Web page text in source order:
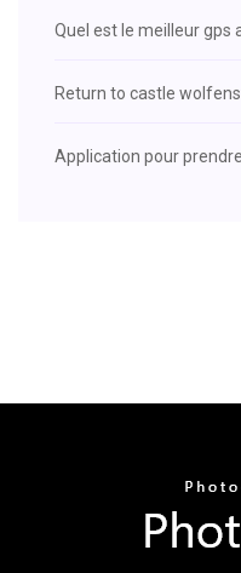
Quel est le meilleur gps
Return to castle
Application pour